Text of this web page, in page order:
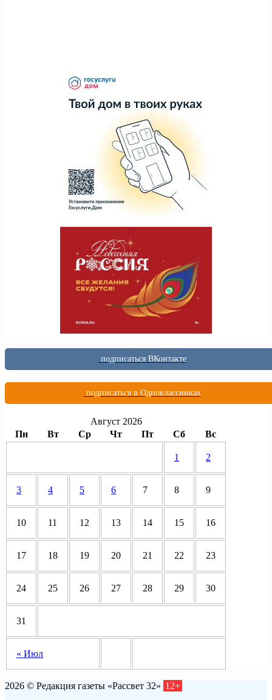
подписаться ВКонтакте
подписаться в Одноклассниках
Август 2026
Пн
Вт Ср Чт Пт Сб Вс
« Июл
1 2
3 4 5 6 7 8 9
10 11 12 13 14 15 16
17 18 19 20 21 22 23
24 25 26 27 28 29 30
31
2026 © Редакция газеты «Рассвет 32» 12+